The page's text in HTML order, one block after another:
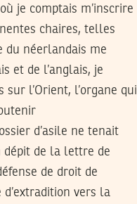
je comptais m’inscrire
chaires, telles
du néerlandais me
et de l’anglais, je
l’Orient, l’organe qui
d’asile ne tenait
dépit de la lettre de
de droit de
vers la